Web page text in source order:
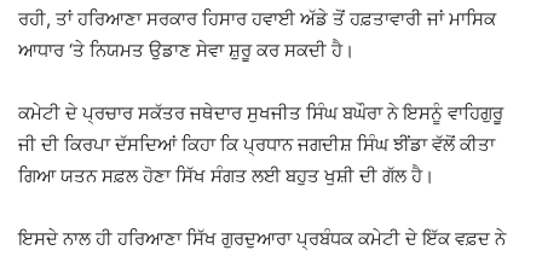
ਰਹੀ, ਤਾਂ ਹਰਿਆਣਾ ਸਰਕਾਰ ਹਿਸਾਰ ਹਵਾਈ ਅੱਡੇ ਤੋਂ ਹਫ਼ਤਾਵਾਰੀ ਜਾਂ ਮਾਸਿਕ
ਆਧਾਰ ‘ਤੇ ਨਿਯਮਤ ਉਡਾਣ ਸੇਵਾ ਸ਼ੁਰੂ ਕਰ ਸਕਦੀ ਹੈ।
ਕਮੇਟੀ ਦੇ ਪ੍ਰਚਾਰ ਸਕੱਤਰ ਜਥੇਦਾਰ ਸੁਖਜੀਤ ਸਿੰਘ ਬਘੌਰਾ ਨੇ ਇਸਨੂੰ ਵਾਹਿਗੁਰੂ
ਜੀ ਦੀ ਕਿਰਪਾ ਦੱਸਦਿਆਂ ਕਿਹਾ ਕਿ ਪ੍ਰਧਾਨ ਜਗਦੀਸ਼ ਸਿੰਘ ਝੀਂਡਾ ਵੱਲੋਂ ਕੀਤਾ
ਗਿਆ ਯਤਨ ਸਫ਼ਲ ਹੋਣਾ ਸਿੱਖ ਸੰਗਤ ਲਈ ਬਹੁਤ ਖੁਸ਼ੀ ਦੀ ਗੱਲ ਹੈ।
ਇਸਦੇ ਨਾਲ ਹੀ ਹਰਿਆਣਾ ਸਿੱਖ ਗੁਰਦੁਆਰਾ ਪ੍ਰਬੰਧਕ ਕਮੇਟੀ ਦੇ ਇੱਕ ਵਫ਼ਦ ਨੇ